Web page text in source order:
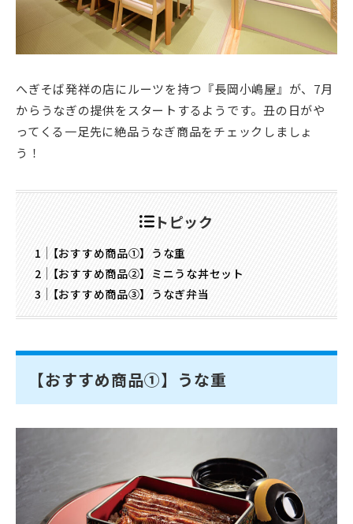
へぎそば発祥の店にルーツを持つ『長岡小嶋屋』が、7月
からうなぎの提供をスタートするようです。丑の日がや
ってくる一足先に絶品うなぎ商品をチェックしましょ
う！
トピック
【おすすめ商品①】うな重
【おすすめ商品②】ミニうな丼セット
【おすすめ商品③】うなぎ弁当
【おすすめ商品①】うな重